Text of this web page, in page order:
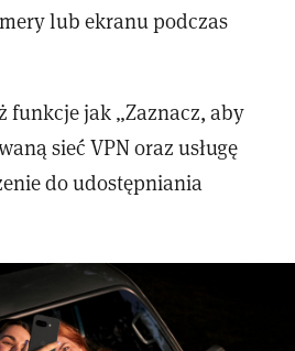
lub ekranu podczas
funkcje jak „Zaznacz, aby
sieć VPN oraz usługę
do udostępniania